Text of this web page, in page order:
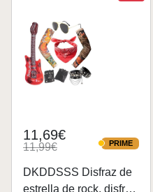
11,69€
11,99€ PRIME
PRIME
DKDDSSS Disfraz de
estrella de rock, disfraz